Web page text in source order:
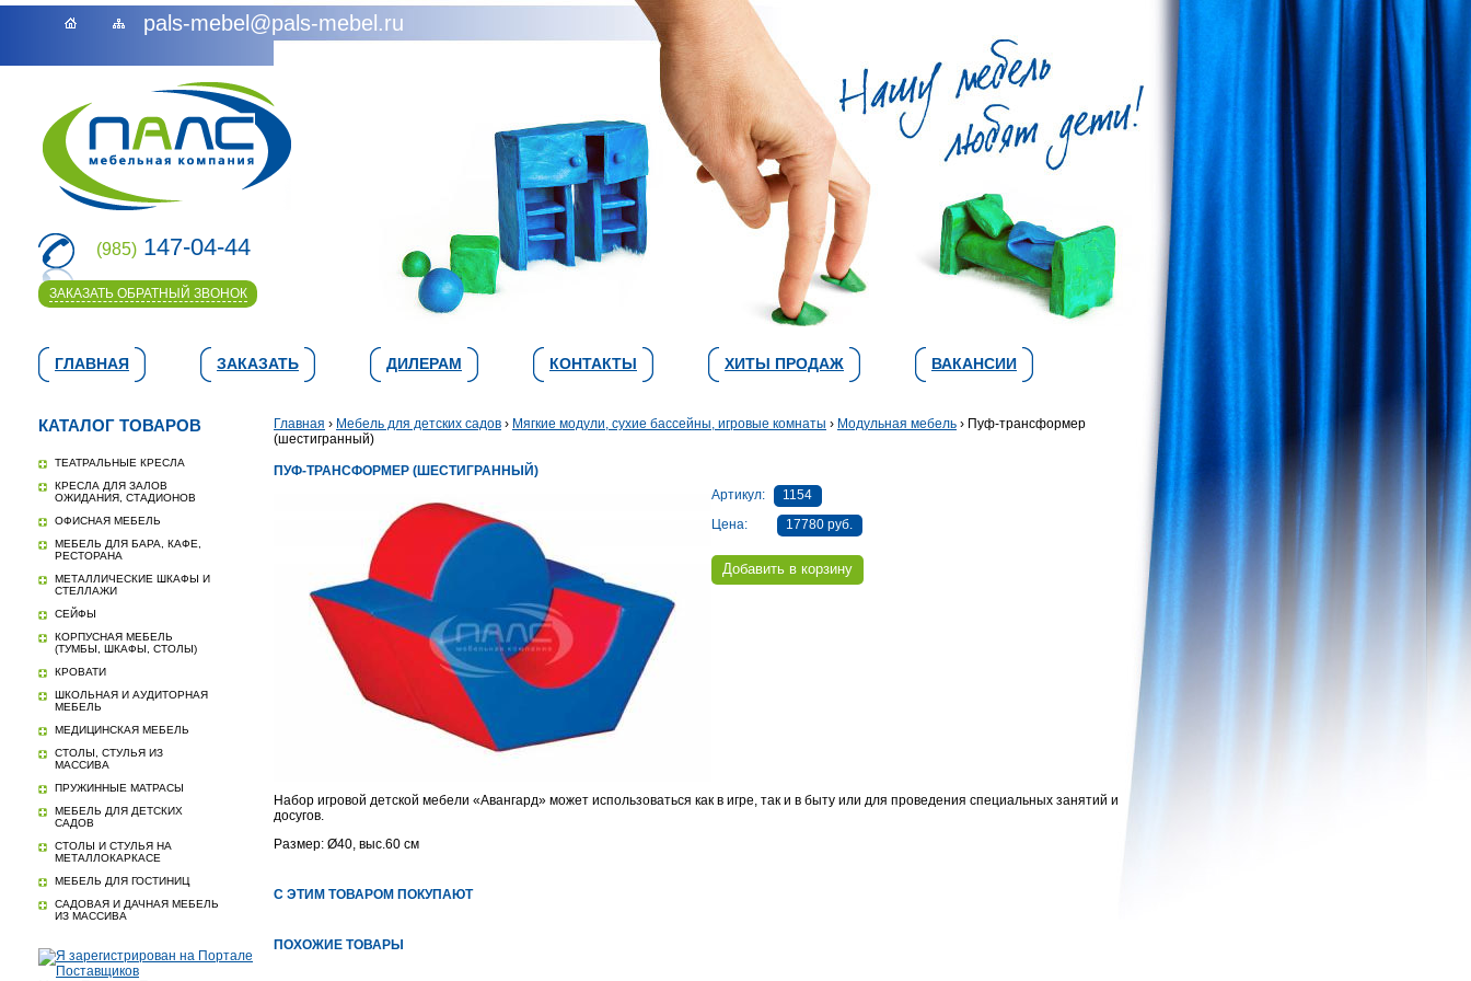
pals-mebel@pals-mebel.ru
(985) 147-04-44
ЗАКАЗАТЬ ОБРАТНЫЙ ЗВОНОК
ГЛАВНАЯ ЗАКАЗАТЬ ДИЛЕРАМ КОНТАКТЫ ХИТЫ ПРОДАЖ ВАКАНСИИ
КАТАЛОГ ТОВАРОВ
ТЕАТРАЛЬНЫЕ КРЕСЛА
КРЕСЛА ДЛЯ ЗАЛОВ
ОЖИДАНИЯ, СТАДИОНОВ
ОФИСНАЯ МЕБЕЛЬ
МЕБЕЛЬ ДЛЯ БАРА, КАФЕ,
РЕСТОРАНА
МЕТАЛЛИЧЕСКИЕ ШКАФЫ И
СТЕЛЛАЖИ
СЕЙФЫ
КОРПУСНАЯ МЕБЕЛЬ
(ТУМБЫ, ШКАФЫ, СТОЛЫ)
КРОВАТИ
ШКОЛЬНАЯ И АУДИТОРНАЯ
МЕБЕЛЬ
МЕДИЦИНСКАЯ МЕБЕЛЬ
СТОЛЫ, СТУЛЬЯ ИЗ
МАССИВА
ПРУЖИННЫЕ МАТРАСЫ
МЕБЕЛЬ ДЛЯ ДЕТСКИХ
САДОВ
СТОЛЫ И СТУЛЬЯ НА
МЕТАЛЛОКАРКАСЕ
МЕБЕЛЬ ДЛЯ ГОСТИНИЦ
САДОВАЯ И ДАЧНАЯ МЕБЕЛЬ
ИЗ МАССИВА
Главная › Мебель для детских садов › Мягкие модули, сухие бассейны, игровые комнаты › Модульная мебель › Пуф-трансформер
(шестигранный)
ПУФ-ТРАНСФОРМЕР (ШЕСТИГРАННЫЙ)
Артикул:
1154
Цена:
17780 руб.
Набор игровой детской мебели «Авангард» может использоваться как в игре, так и в быту или для проведения специальных занятий и
досугов.
Размер: Ø40, выс.60 см
С ЭТИМ ТОВАРОМ ПОКУПАЮТ
ПОХОЖИЕ ТОВАРЫ